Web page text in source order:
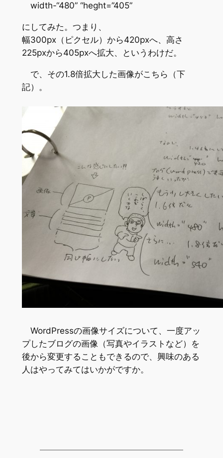
width-“480” “heght=”405”
にしてみた。つまり、
幅300px（ピクセル）から420pxへ、高さ
225pxから405pxへ拡大、というわけだ。
で、その1.8倍拡大した画像がこちら（下
記）。
WordPressの画像サイズについて、一度アッ
プしたブログの画像（写真やイラストなど）を
後から変更することもできるので、興味のある
人はやってみてはいかがですか。